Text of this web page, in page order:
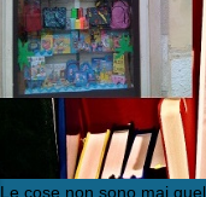
Le cose non sono mai